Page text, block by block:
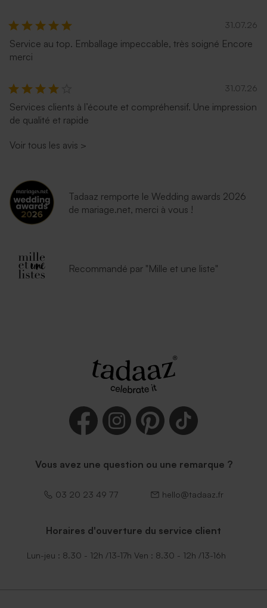
31.07.26
Service au top. Emballage impeccable, très soigné Encore
merci
31.07.26
Services clients à l’écoute et compréhensif. Une impression
de qualité et rapide
Voir tous les avis >
Tadaaz remporte le Wedding awards 2026
de mariage.net, merci à vous !
Recommandé par "Mille et une liste"
Vous avez une question ou une remarque ?
03 20 23 49 77 hello@tadaaz.fr
Horaires d'ouverture du service client
Lun-jeu : 8.30 - 12h /13-17h Ven : 8.30 - 12h /13-16h